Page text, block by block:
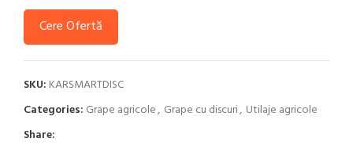
Cere Ofertă
SKU: KARSMARTDISC
Categories: Grape agricole, Grape cu discuri, Utilaje agricole
Share: